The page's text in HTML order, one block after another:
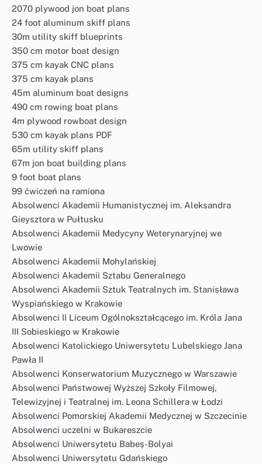
2070 plywood jon boat plans
24 foot aluminum skiff plans
30m utility skiff blueprints
350 cm motor boat design
375 cm kayak CNC plans
375 cm kayak plans
45m aluminum boat designs
490 cm rowing boat plans
4m plywood rowboat design
530 cm kayak plans PDF
65m utility skiff plans
67m jon boat building plans
9 foot boat plans
99 ćwiczeń na ramiona
Absolwenci Akademii Humanistycznej im. Aleksandra
Gieysztora w Pułtusku
Absolwenci Akademii Medycyny Weterynaryjnej we
Lwowie
Absolwenci Akademii Mohylańskiej
Absolwenci Akademii Sztabu Generalnego
Absolwenci Akademii Sztuk Teatralnych im. Stanisława
Wyspiańskiego w Krakowie
Absolwenci II Liceum Ogólnokształcącego im. Króla Jana
III Sobieskiego w Krakowie
Absolwenci Katolickiego Uniwersytetu Lubelskiego Jana
Pawła II
Absolwenci Konserwatorium Muzycznego w Warszawie
Absolwenci Państwowej Wyższej Szkoły Filmowej,
Telewizyjnej i Teatralnej im. Leona Schillera w Łodzi
Absolwenci Pomorskiej Akademii Medycznej w Szczecinie
Absolwenci uczelni w Bukareszcie
Absolwenci Uniwersytetu Babeș-Bolyai
Absolwenci Uniwersytetu Gdańskiego